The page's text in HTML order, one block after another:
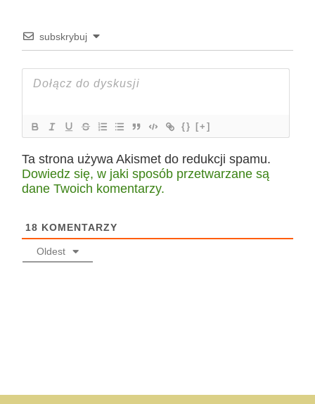
subskrybuj
{} [+]
Ta strona używa Akismet do redukcji spamu.
Dowiedz się, w jaki sposób przetwarzane są
dane Twoich komentarzy.
18 KOMENTARZY
Oldest